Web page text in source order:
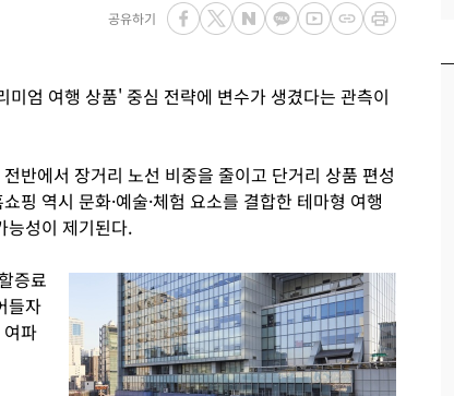
공유하기
엄 여행 상품' 중심 전략에 변수가 생겼다는 관측이
반에서 장거리 노선 비중을 줄이고 단거리 상품 편성
핑 역시 문화·예술·체험 요소를 결합한 테마형 여행
능성이 제기된다.
증료
들자
파